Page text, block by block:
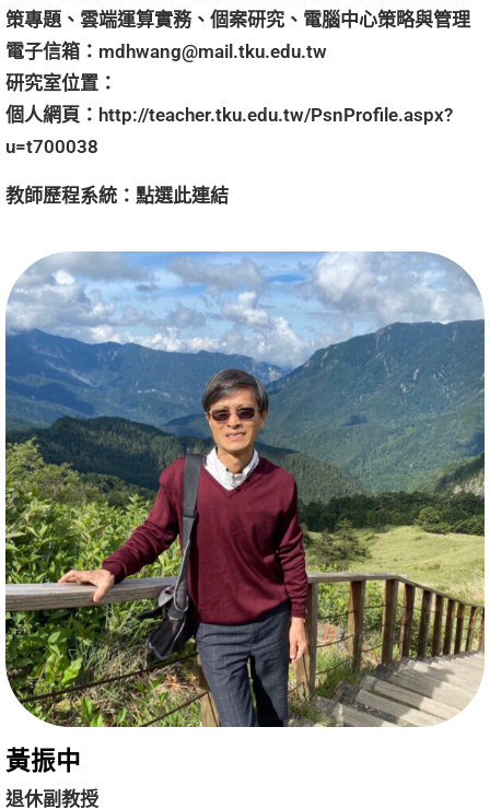
策專題、雲端運算實務、個案研究、電腦中心策略與管理
電子信箱： mdhwang@mail.tku.edu.tw
研究室位置：
個人網頁： http://teacher.tku.edu.tw/PsnProfile.aspx?
u=t700038
教師歷程系統： 點選此連結
黃振中
退休副教授